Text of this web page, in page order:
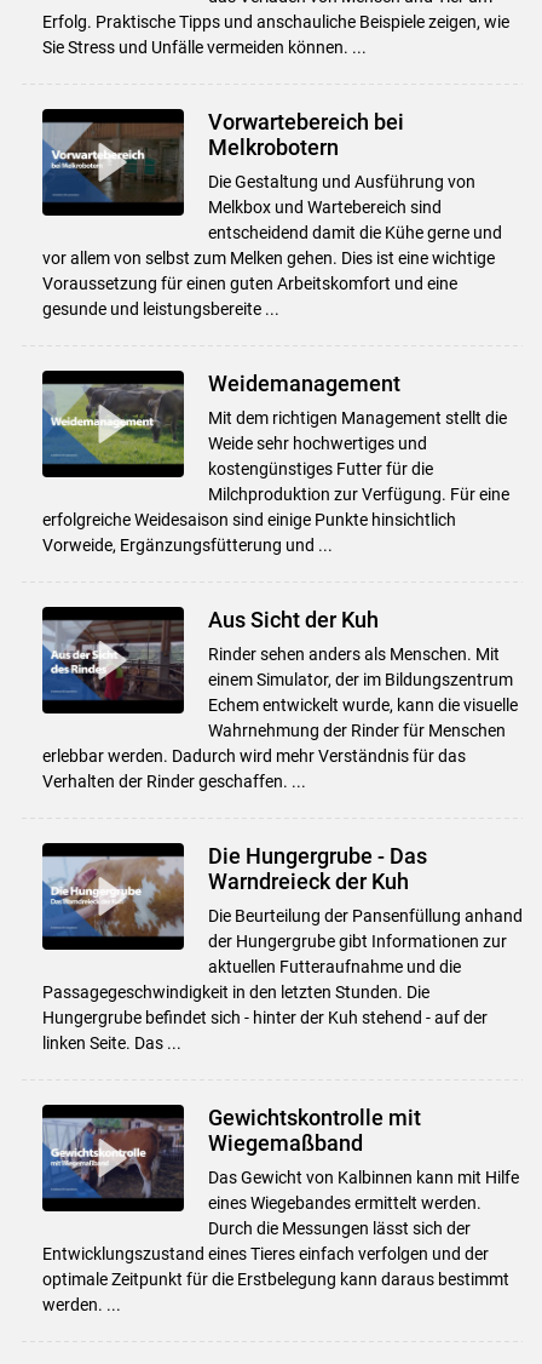
Erfolg. Praktische Tipps und anschauliche Beispiele zeigen, wie
Sie Stress und Unfälle vermeiden können. ...
Vorwartebereich bei
Melkrobotern
Die Gestaltung und Ausführung von
Melkbox und Wartebereich sind
entscheidend damit die Kühe gerne und
vor allem von selbst zum Melken gehen. Dies ist eine wichtige
Voraussetzung für einen guten Arbeitskomfort und eine
gesunde und leistungsbereite ...
Weidemanagement
Mit dem richtigen Management stellt die
Weide sehr hochwertiges und
kostengünstiges Futter für die
Milchproduktion zur Verfügung. Für eine
erfolgreiche Weidesaison sind einige Punkte hinsichtlich
Vorweide, Ergänzungsfütterung und ...
Aus Sicht der Kuh
Rinder sehen anders als Menschen. Mit
einem Simulator, der im Bildungszentrum
Echem entwickelt wurde, kann die visuelle
Wahrnehmung der Rinder für Menschen
erlebbar werden. Dadurch wird mehr Verständnis für das
Verhalten der Rinder geschaffen. ...
Die Hungergrube - Das
Warndreieck der Kuh
Die Beurteilung der Pansenfüllung anhand
der Hungergrube gibt Informationen zur
aktuellen Futteraufnahme und die
Passagegeschwindigkeit in den letzten Stunden. Die
Hungergrube befindet sich - hinter der Kuh stehend - auf der
linken Seite. Das ...
Gewichtskontrolle mit
Wiegemaßband
Das Gewicht von Kalbinnen kann mit Hilfe
eines Wiegebandes ermittelt werden.
Durch die Messungen lässt sich der
Entwicklungszustand eines Tieres einfach verfolgen und der
optimale Zeitpunkt für die Erstbelegung kann daraus bestimmt
werden. ...